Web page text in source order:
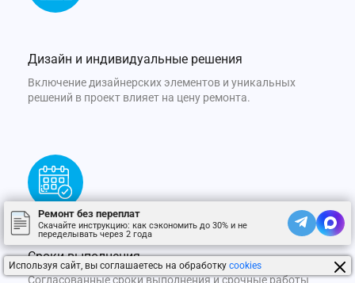
Дизайн и индивидуальные решения
Включение дизайнерских элементов и уникальных
решений в проект влияет на цену ремонта.
Сроки выполнения
Согласованные сроки выполнения и срочные работы
Ремонт без переплат
Скачайте инструкцию: как сэкономить до 30% и не
переделывать через 2 года
Используя сайт, вы соглашаетесь на обработку cookies